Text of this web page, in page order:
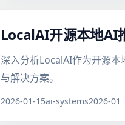
LocalAI开源本地AI
深入分析LocalAI作为开源
与解决方案。
2026-01-15ai-systems2026-01